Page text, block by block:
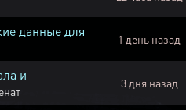
данные для
1 день назад
и
3 дня назад